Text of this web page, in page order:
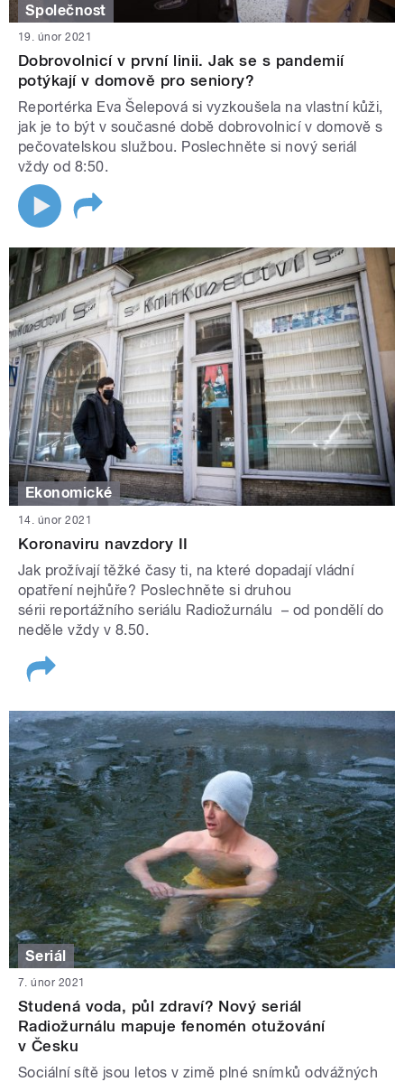
Společnost
19. únor 2021
Dobrovolnicí v první linii. Jak se s pandemií
potýkají v domově pro seniory?
Reportérka Eva Šelepová si vyzkoušela na vlastní kůži,
jak je to být v současné době dobrovolnicí v domově s
pečovatelskou službou. Poslechněte si nový seriál
vždy od 8:50.
Ekonomické
14. únor 2021
Koronaviru navzdory II
Jak prožívají těžké časy ti, na které dopadají vládní
opatření nejhůře? Poslechněte si druhou
sérii reportážního seriálu Radiožurnálu – od pondělí do
neděle vždy v 8.50.
Seriál
7. únor 2021
Studená voda, půl zdraví? Nový seriál
Radiožurnálu mapuje fenomén otužování
v Česku
Sociální sítě jsou letos v zimě plné snímků odvážných